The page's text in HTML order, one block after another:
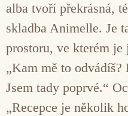
alba tvoří překrásná,
skladba Animelle. Je
prostoru, ve kterém
„Kam mě to
Jsem tady poprvé.“
„Recepce je několik